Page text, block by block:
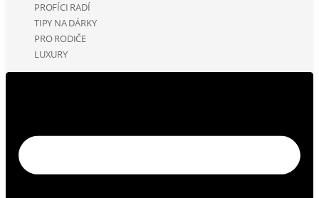
PROFÍCI RADÍ
TIPY NA DÁRKY
PRO RODIČE
LUXURY